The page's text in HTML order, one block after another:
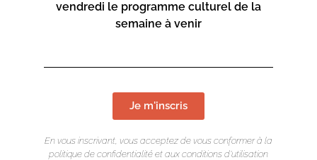
vendredi le programme culturel de la
semaine à venir
Je m'inscris
En vous inscrivant, vous acceptez de vous conformer à la
politique de confidentialité et aux conditions d’utilisation